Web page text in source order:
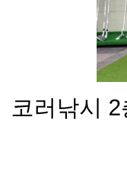
코러낚시